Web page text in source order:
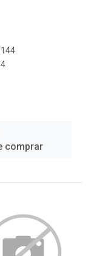
comprar